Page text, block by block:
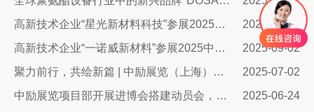
高新技术企业“星光新材料科技”参展2025中国国际聚氨酯展览会
2025-09-02
高新技术企业“一诺威新材料”参展2025中国国际聚氨酯展览会
2025-09-02
聚力前行，共绘新篇 | 中励展览（上海）有限公司2025年年中总结会议圆满落幕
2025-07-02
中励展览项目部开展进博会搭建动员会，为展商提供更专业支持和服务
2025-06-24